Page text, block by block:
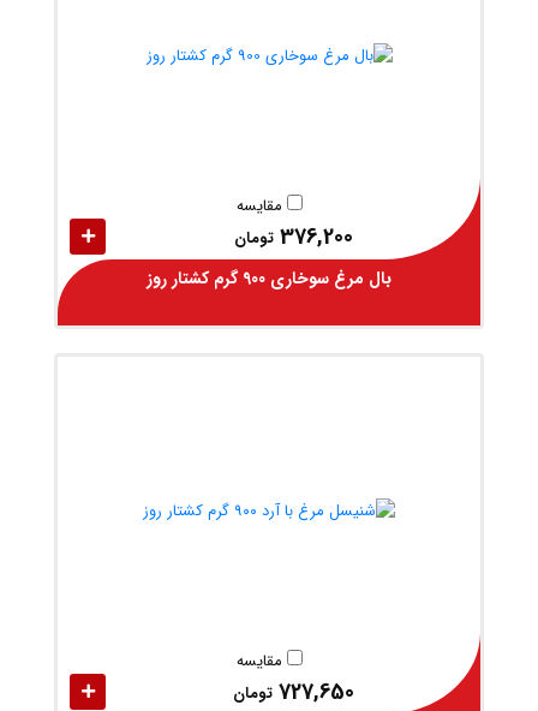
مقایسه
376,200 تومان
بال مرغ سوخاری 900 گرم کشتار روز
مقایسه
727,650 تومان